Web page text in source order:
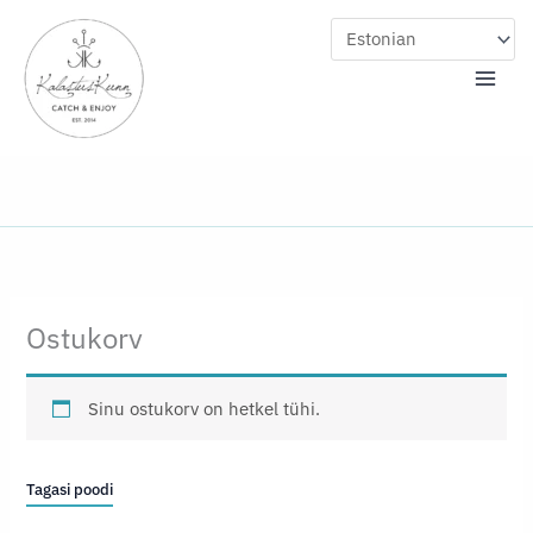
content
Ostukorv
Sinu ostukorv on hetkel tühi.
Tagasi poodi